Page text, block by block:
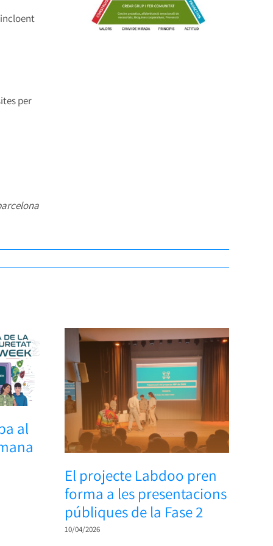
per
al
El projecte Labdoo pren
forma a les presentacions
públiques de la Fase 2
10/04/2026